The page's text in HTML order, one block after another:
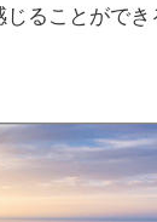
ることができ